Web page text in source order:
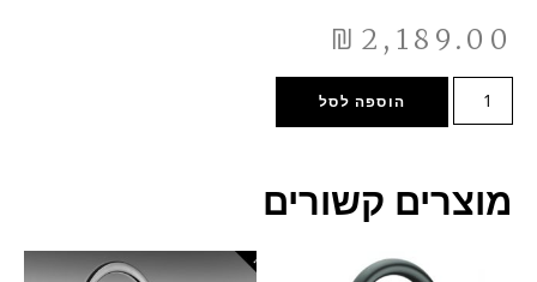
₪ 2,189.00
הוספה לסל
מוצרים קשורים